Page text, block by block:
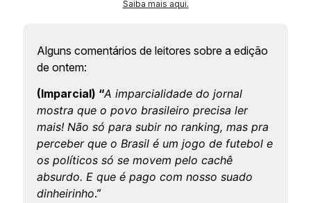
Saiba mais aqui.
Alguns comentários de leitores sobre a edição
de ontem:
(Imparcial) “A imparcialidade do jornal
mostra que o povo brasileiro precisa ler
mais! Não só para subir no ranking, mas pra
perceber que o Brasil é um jogo de futebol e
os políticos só se movem pelo cachê
absurdo. E que é pago com nosso suado
dinheirinho.”